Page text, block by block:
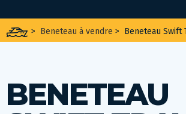
> Beneteau à vendre > Beneteau Swift
BENETEAU